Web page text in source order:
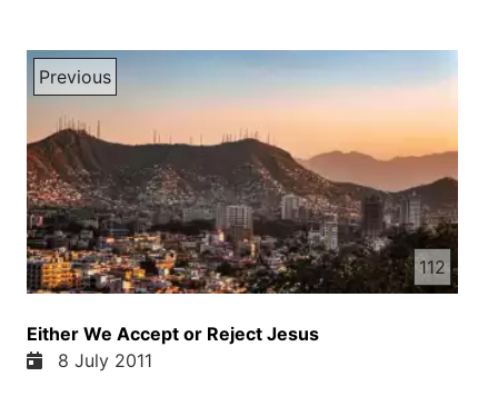
Previous
112
Either We Accept or Reject Jesus
8 July 2011